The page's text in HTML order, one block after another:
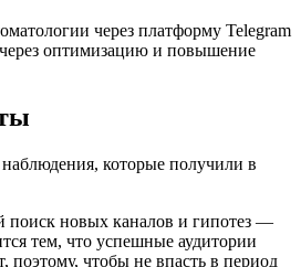
которые получили в
поиск новых каналов и гипотез —
тем, что успешные аудитории
поэтому, чтобы не впасть в период